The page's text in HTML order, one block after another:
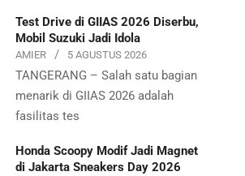
Test Drive di GIIAS 2026 Diserbu,
Mobil Suzuki Jadi Idola
AMIER 5 AGUSTUS 2026
TANGERANG – Salah satu bagian
menarik di GIIAS 2026 adalah
fasilitas tes
Honda Scoopy Modif Jadi Magnet
di Jakarta Sneakers Day 2026